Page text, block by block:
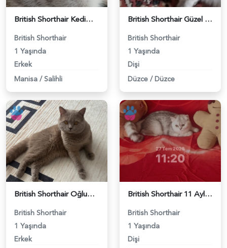
British Shorthair Kedimize eş arıyoruz - 118984628
British Shorthair
1 Yaşında
Erkek
Manisa / Salihli
British Shorthair Güzel kızımıza eş arıyoruz - 118984633
British Shorthair
1 Yaşında
Dişi
Düzce / Düzce
British Shorthair Oğlumuza eş arıyoruz - 118984638
British Shorthair
1 Yaşında
Erkek
British Shorthair 11 Aylık Kızım Eş Arıyor - 118984640
British Shorthair
1 Yaşında
Dişi